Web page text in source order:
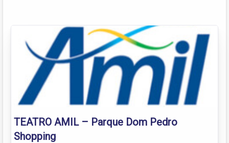
TEATRO AMIL – Parque Dom Pedro
Shopping